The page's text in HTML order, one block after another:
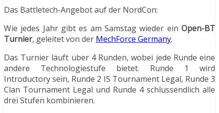
Das Battletech-Angebot auf der NordCon:
Wie jedes Jahr gibt es am Samstag wieder ein Open-BT
Turnier, geleitet von der MechForce Germany.
Das Turnier läuft über 4 Runden, wobei jede Runde eine
andere Technologiestufe bietet. Runde 1 wird
Introductory sein, Runde 2 IS Tournament Legal, Runde 3
Clan Tournament Legal und Runde 4 schlussendlich alle
drei Stufen kombinieren.